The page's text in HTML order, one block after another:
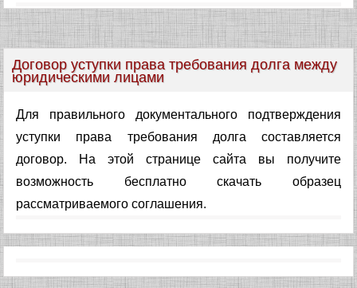
Договор уступки права требования долга между
юридическими лицами
Для правильного документального подтверждения
уступки права требования долга составляется
договор. На этой странице сайта вы получите
возможность бесплатно скачать образец
рассматриваемого соглашения.